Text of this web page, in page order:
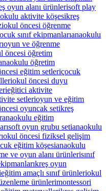
oyun alanı ürünlerisoft play
aktivite köşesikreş
okul öncesi öğrenme
sınıf ekipmanlarıanaokulu
oyun ve öğrenme
öncesi öğretim
öğretim
eğitim setleriçocuk
okul öncesi duyu
eğitici aktivite
setlerioyun ve eğitim
oyuncak setikreş
anaokulu eğitim
soft oyun grubu setianaokulu
okul öncesi fiziksel gelişim
eğitim köşesianaokulu
ve oyun alanı ürünlerisınıf
kreş oyun
eğitim amaçlı sınıf ürünleriokul
ürünlerimontessori